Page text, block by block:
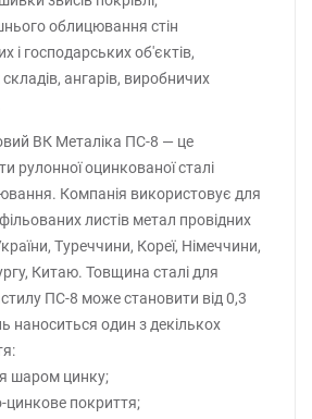
облицювання стін
і господарських об'єктів,
ангарів, виробничих
ВК Металіка ПС-8 — це
рулонної оцинкованої сталі
Компанія використовує для
листів метал провідних
Туреччини, Кореї, Німеччини,
Китаю. Товщина сталі для
ПС-8 може становити від 0,3
наноситься один з декількох
шаром цинку;
покриття;